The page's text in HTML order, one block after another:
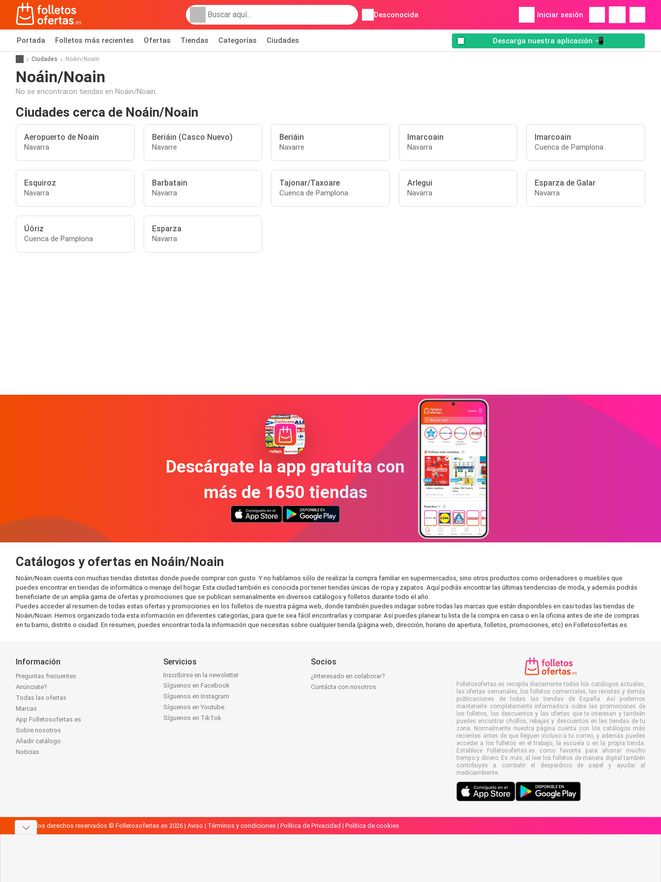
Desconocida Iniciar sesión
Portada Folletos más recientes Ofertas Tiendas Categorías Ciudades Descarga nuestra aplicación 📲
Ciudades Noáin/Noain
Noáin/Noain
No se encontraron tiendas en Noáin/Noain.
Ciudades cerca de Noáin/Noain
Aeropuerto de Noain
Navarra
Beriáin (Casco Nuevo)
Navarre
Beriáin
Navarre
Imarcoain
Navarra
Imarcoain
Cuenca de Pamplona
Esquiroz
Navarra
Barbatain
Navarra
Tajonar/Taxoare
Cuenca de Pamplona
Arlegui
Navarra
Esparza de Galar
Navarra
Úôriz
Cuenca de Pamplona
Esparza
Navarra
Descárgate la app gratuita con
más de 1650 tiendas
Catálogos y ofertas en Noáin/Noain
Noáin/Noain cuenta con muchas tiendas distintas donde puede comprar con gusto. Y no hablamos sólo de realizar la compra familiar en supermercados, sino otros productos como ordenadores o muebles que
puedes encontrar en tiendas de informática o menaje del hogar. Esta ciudad también es conocida por tener tiendas únicas de ropa y zapatos. Aquí podrás encontrar las últimas tendencias de moda, y además podrás
beneficiarte de un amplia gama de ofertas y promociones que se publican semanalmente en diversos catálogos y folletos durante todo el año.
Puedes acceder al resumen de todas estas ofertas y promociones en los folletos de nuestra página web, donde también puedes indagar sobre todas las marcas que están disponibles en casi todas las tiendas de
Noáin/Noain. Hemos organizado toda esta información en diferentes categorías, para que te sea fácil encontrarlas y comparar. Así puedes planear tu lista de la compra en casa o en la oficina antes de irte de compras
en tu barrio, distrito o ciudad. En resumen, puedes encontrar toda la información que necesitas sobre cualquier tienda (página web, dirección, horario de apertura, folletos, promociones, etc) en Folletosofertas.es.
Información
Preguntas frecuentes
Anúnciate?
Todas las ofertas
Marcas
App Folletosofertas.es
Sobre nosotros
Añadir catálogo
Noticias
Servicios
Inscribirse en la newsletter
Síguenos en Facebook
Síguenos en Instagram
Síguenos en Youtube
Síguenos en TikTok
Socios
¿Interesado en colaborar?
Contácta con nosotros
Folletosofertas.es recopila diariamente todos los catálogos actuales,
las ofertas semanales, los folletos comerciales, las revistas y demás
publicaciones de todas las tiendas de España. Así podemos
mantenerte completamente informado/a sobre las promociones de
los folletos, los descuentos y las ofertas que te interesan y también
puedes encontrar chollos, rebajas y descuentos en las tiendas de tu
zona. Normalmente nuestra página cuenta con los catálogos más
recientes antes de que lleguen incluso a tu correo, y además puedes
acceder a los folletos en el trabajo, la escuela o en la propia tienda.
Establece Folletosofertas.es como favorita para ahorrar mucho
tiempo y dinero. Es más, al leer los folletos de manera digital también
contribuyes a combatir el desperdicio de papel y ayudar al
medioambiente.
Todos los derechos reservados © Folletosofertas.es 2026 | Aviso | Términos y condiciones | Política de Privacidad | Política de cookies